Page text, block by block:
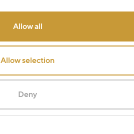
Allow all
Allow selection
Deny